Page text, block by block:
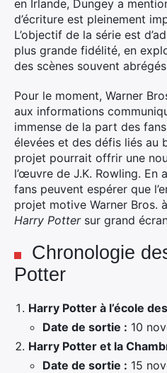
en Irlande, Dungey a
d’écriture est pleinement
L’objectif de la série est
plus grande fidélité, en
des scènes souvent
Pour le moment, Warner
aux informations
immense de la part des
élevées et des défis liés au
projet pourrait offrir une
l’œuvre de J.K. Rowling. En
fans peuvent espérer que
projet motive Warner Bros.
Harry Pottersur grand
Chronologie
Potter
Harry Potter à l’école
Date de sortie : 10
Harry Potter et la
Date de sortie : 15
Rechercher